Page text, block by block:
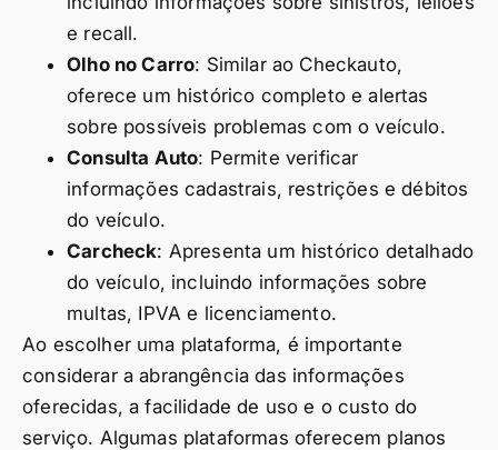
e recall.
Olho no Carro: Similar ao Checkauto,
oferece um histórico completo e alertas
sobre possíveis problemas com o veículo.
Consulta Auto: Permite verificar
informações cadastrais, restrições e débitos
do veículo.
Carcheck: Apresenta um histórico detalhado
do veículo, incluindo informações sobre
multas, IPVA e licenciamento.
Ao escolher uma plataforma, é importante
considerar a abrangência das informações
oferecidas, a facilidade de uso e o custo do
serviço. Algumas plataformas oferecem planos